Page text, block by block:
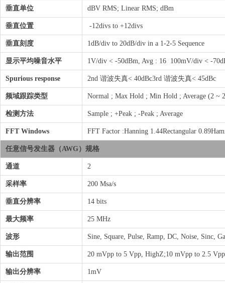
垂直单位 dBV RMS; Linear RMS; dBm
垂直位置 -12divs to +12divs
垂直刻度 1dB/div to 20dB/div in a 1-2-5 Sequence
显示平均噪音水平 1V/div < -50dBm, Avg : 16 100mV/div < -
Spurious response 2nd 谐波失真< 40dBc3rd 谐波失真< 45dBc
频域跟踪类型 Normal ; Max Hold ; Min Hold ; Average (2 ~
检测方法 Sample ; +Peak ; -Peak ; Average
FFT Windows FFT Factor :Hanning 1.44Rectangular
任意信号发生器（AWG）规格
通道 2
采样率 200 Msa/s
垂直分辨率 14 bits
最大频率 25 MHz
波形 Sine, Square, Pulse, Ramp, DC, Noise, Sinc,
输出范围 20 mVpp to 5 Vpp, HighZ;10 mVpp to 2.5
输出分辨率 1mV